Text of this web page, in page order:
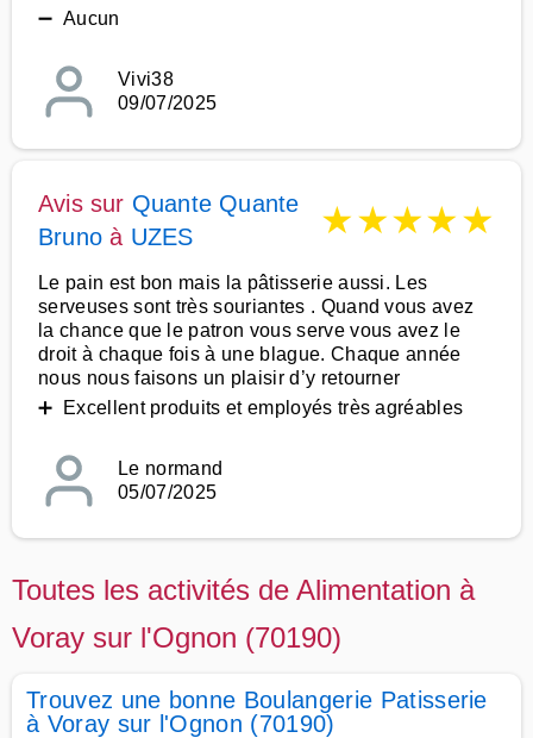
➖ Aucun
Vivi38
09/07/2025
Avis sur Quante Quante
Bruno à UZES ★★★★★
Le pain est bon mais la pâtisserie aussi. Les
serveuses sont très souriantes . Quand vous avez
la chance que le patron vous serve vous avez le
droit à chaque fois à une blague. Chaque année
nous nous faisons un plaisir d’y retourner
➕ Excellent produits et employés très agréables
Le normand
05/07/2025
Toutes les activités de Alimentation à
Voray sur l'Ognon (70190)
Trouvez une bonne Boulangerie Patisserie
à Voray sur l'Ognon (70190)